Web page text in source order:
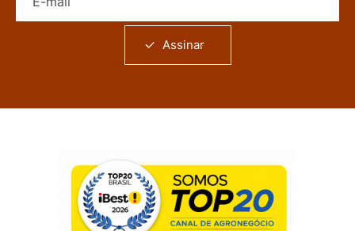
Assinar